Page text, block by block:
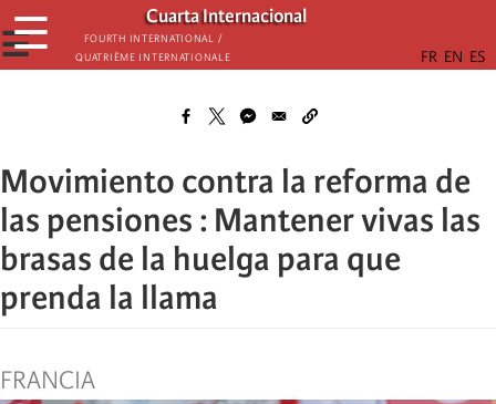
Skip
to
main
Cuarta Internacional
Fourth International /
Quatrième internationale
☰
☰
Movimiento contra la reforma de
las pensiones : Mantener vivas las
brasas de la huelga para que
prenda la llama
FRANCIA